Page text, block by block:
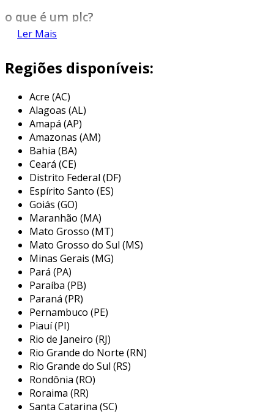
o que é um plc?
os plcs são dispositivos eletrônicos projetados
processos. eles são programáveis e podem ser
necessidades. portanto, sua flexibilidade os
torna uma escolha popular em fábricas e
instalações industriais.
um plc pode realizar funções como:
controle de máquinas:
operações mecânicas.
monitoramento de processos:
acompanha variáveis em tempo real.
interação com sensores e atuadores:
responde a inputs e controla outputs.
essa versatilidade permite que os plcs se
integrem a uma ampla gama de aplicações,
desde linhas de produção até sistemas de
tratamento de água.
benefícios da automação com plc
a adoção de plcs traz vários benefícios
significativos para a automação industrial.
estes incluem:
Ler Mais
Regiões disponíveis:
Acre (AC)
Alagoas (AL)
Amapá (AP)
Amazonas (AM)
Bahia (BA)
Ceará (CE)
Distrito Federal (DF)
Espírito Santo (ES)
Goiás (GO)
Maranhão (MA)
Mato Grosso (MT)
Mato Grosso do Sul (MS)
Minas Gerais (MG)
Pará (PA)
Paraíba (PB)
Paraná (PR)
Pernambuco (PE)
Piauí (PI)
Rio de Janeiro (RJ)
Rio Grande do Norte (RN)
Rio Grande do Sul (RS)
Rondônia (RO)
Roraima (RR)
Santa Catarina (SC)